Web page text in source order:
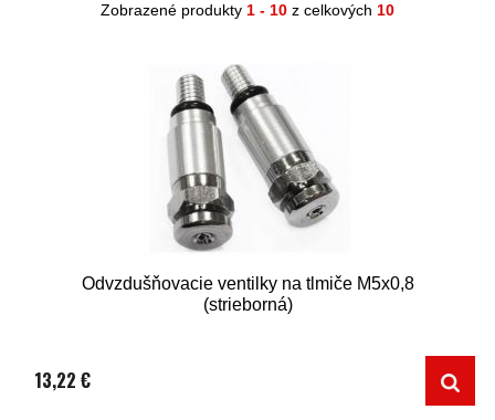
Zobrazené produkty 1 - 10 z celkových 10
Odvzdušňovacie ventilky na tlmiče M5x0,8
(strieborná)
13,22 €